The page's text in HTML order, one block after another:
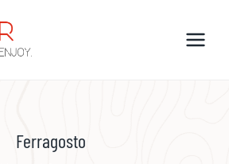
Ferragosto